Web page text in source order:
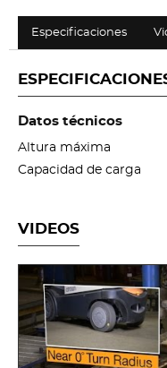
Especificaciones
Datos técnicos
Altura máxima
Capacidad de carga
VIDEOS